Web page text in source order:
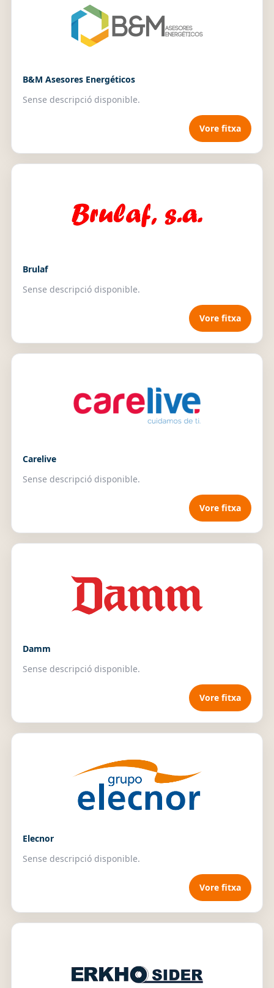
B&M Asesores Energéticos
Sense descripció disponible.
Vore fitxa
Brulaf
Sense descripció disponible.
Vore fitxa
Carelive
Sense descripció disponible.
Vore fitxa
Damm
Sense descripció disponible.
Vore fitxa
Elecnor
Sense descripció disponible.
Vore fitxa